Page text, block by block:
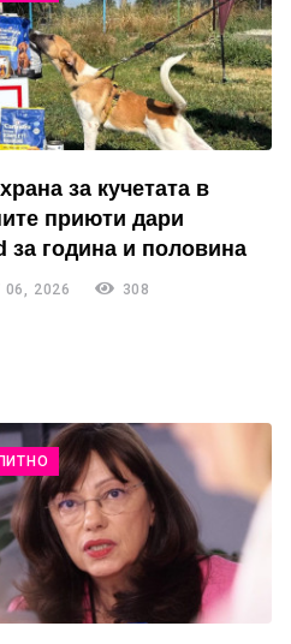
за кучетата в
приюти дари
за година и половина
06, 2026 308